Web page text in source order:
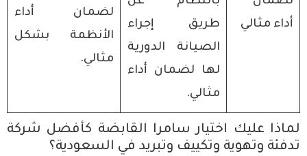
أداء مثالي
طريق إجراء
الصيانة الدورية
لها لضمان أداء
مثالي.
لضمان أداء
الأنظمة بشكل
مثالي.
لماذا عليك اختيار سامرا القابضة كأفضل شركة
تدفئة وتهوية وتكييف وتبريد في السعودية؟